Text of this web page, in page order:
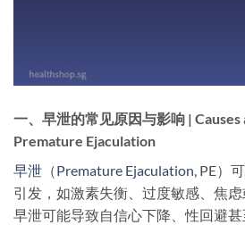
一、早泄的常见原因与影响 |
Premature Ejaculation
早泄 （Premature Ejaculation, PE）
引发，如激素失衡、过度敏感、焦
早泄可能导致自信心下降、性回避